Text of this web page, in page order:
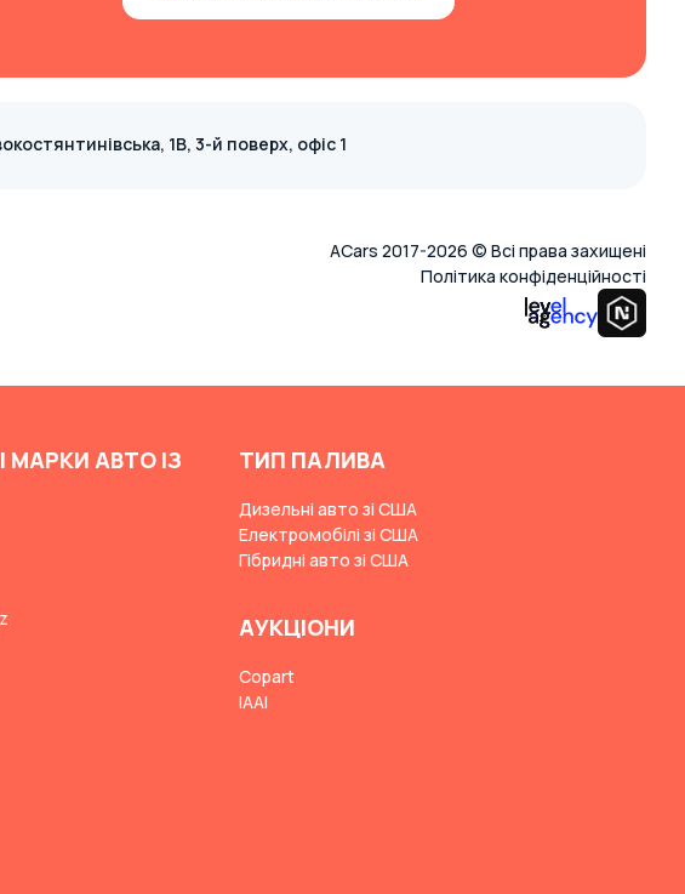
1В, 3-й поверх, офіс 1
ACars 2017-2026 © Всі права захищені
Політика конфіденційності
МАРКИ АВТО ІЗ
ТИП ПАЛИВА
Дизельні авто зі США
Електромобілі зі США
Гібридні авто зі США
АУКЦІОНИ
Copart
IAAI